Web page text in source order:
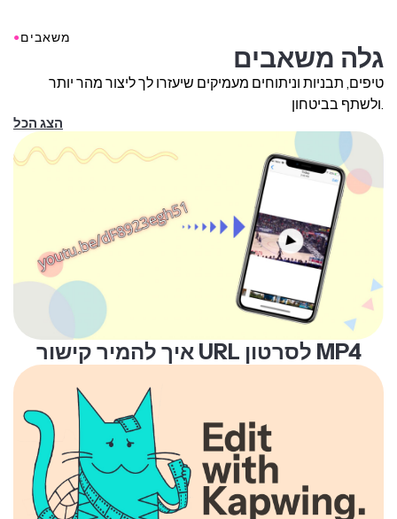
●משאבים
גלה משאבים
טיפים, תבניות וניתוחים מעמיקים שיעזרו לך ליצור מהר יותר
הצג הכל
איך להמיר קישור URL לסרטון MP4